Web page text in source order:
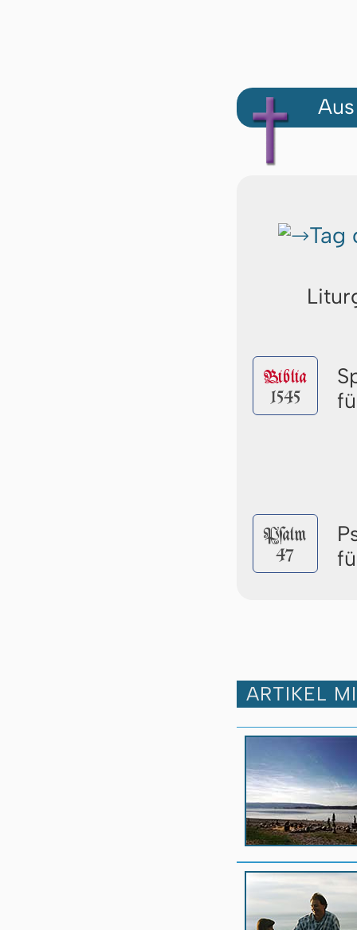
Tag
Biblia
1545
Pſalm
47
ARTIKEL